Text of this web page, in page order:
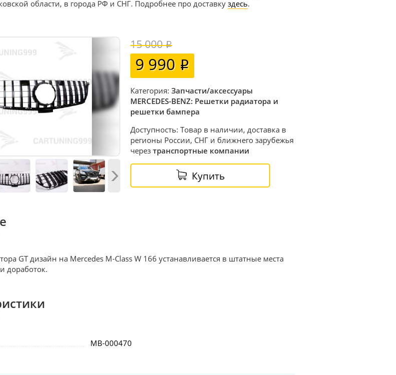
области, в города РФ и СНГ. Подробнее про доставку здесь.
15 000
9 990
Категория: Запчасти/аксессуары
MERCEDES-BENZ: Решетки радиатора и
решетки бампера
Доступность: Товар в наличии, доставка в
регионы России, СНГ и ближнего зарубежья
через транспортные компании
Купить
GT дизайн на Mercedes M-Class W 166 устанавливается в штатные места
доработок.
MB-000470